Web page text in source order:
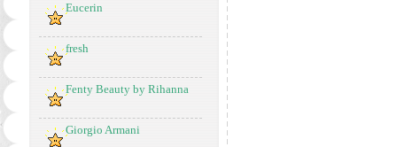
Eucerin
fresh
Fenty Beauty by Rihanna
Giorgio Armani